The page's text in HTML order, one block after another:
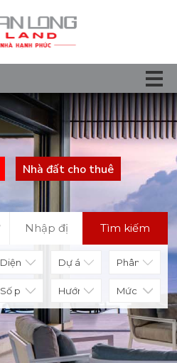
Nhà đất cho thuê
Tìm kiếm
Diện tích
Số phòng Hướng nhà Mức giá